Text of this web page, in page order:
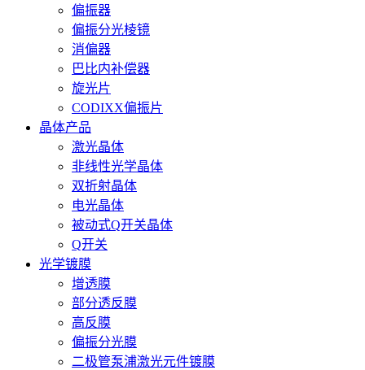
偏振器
偏振分光棱镜
消偏器
巴比内补偿器
旋光片
CODIXX偏振片
晶体产品
激光晶体
非线性光学晶体
双折射晶体
电光晶体
被动式Q开关晶体
Q开关
光学镀膜
增透膜
部分透反膜
高反膜
偏振分光膜
二极管泵浦激光元件镀膜